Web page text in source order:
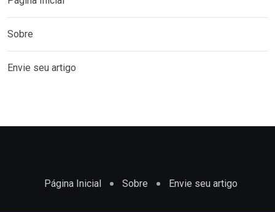
Sobre
Envie seu artigo
Página Inicial Sobre Envie seu artigo